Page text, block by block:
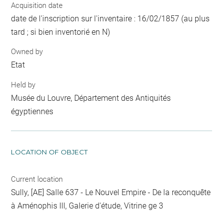
Acquisition date
date de l'inscription sur l'inventaire : 16/02/1857 (au plus
tard ; si bien inventorié en N)
Owned by
Etat
Held by
Musée du Louvre, Département des Antiquités
égyptiennes
LOCATION OF OBJECT
Current location
Sully, [AE] Salle 637 - Le Nouvel Empire - De la reconquête
à Aménophis III, Galerie d'étude, Vitrine ge 3